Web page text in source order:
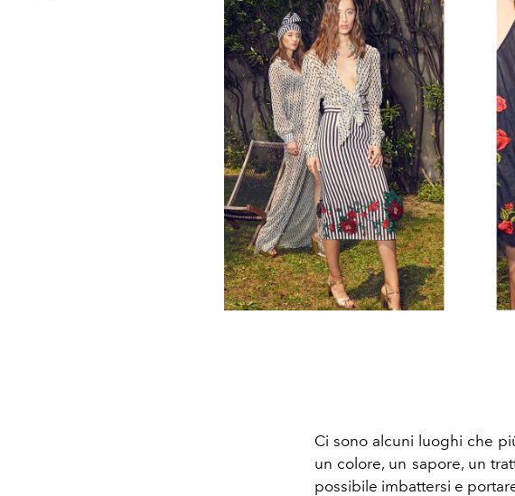
Ci sono alcuni luoghi che
un colore, un sapore, un
possibile imbattersi e